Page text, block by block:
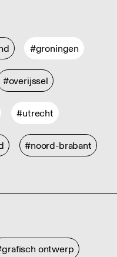
#groningen
#overijssel
#utrecht
#noord-brabant
ontwerp